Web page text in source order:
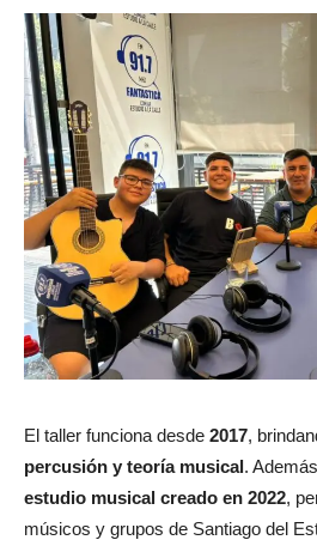
El taller funciona desde 2017,
percusión y teoría musical.
estudio musical creado en 2022,
músicos y grupos de Santiago del